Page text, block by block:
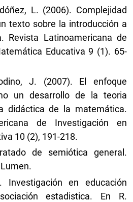
L. (2006). Complejidad
texto sobre la introducción a
Revista Latinoamericana de
Educativa 9 (1). 65-
J. (2007). El enfoque
un desarrollo de la teoria
didáctica de la matemática.
de Investigación en
10 (2), 191-218.
de semiótica general.
Investigación en educación
estadistica. En R.